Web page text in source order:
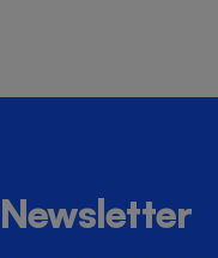
Newsletter